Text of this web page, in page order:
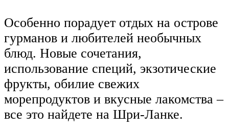
Особенно порадует отдых на острове
гурманов и любителей необычных
блюд. Новые сочетания,
использование специй, экзотические
фрукты, обилие свежих
морепродуктов и вкусные лакомства –
все это найдете на Шри-Ланке.